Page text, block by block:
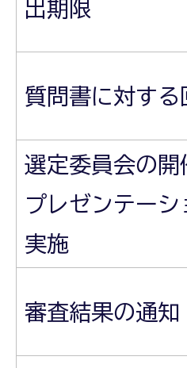
出期限
質問書に対する
選定委員会の開
プレゼンテーシ
実施
審査結果の通知